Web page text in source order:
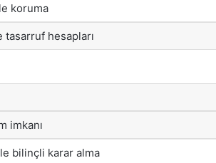
koruma
tasarruf hesapları
imkanı
bilinçli karar alma